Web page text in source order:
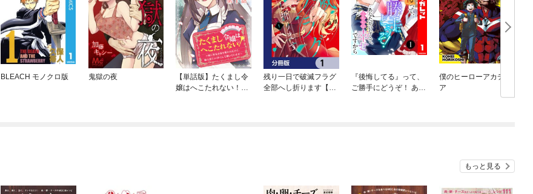
BLEACH モノクロ版 鬼獄の夜
【単話版】たくまし令
嬢はへこたれない！～
残り一日で破滅フラグ
全部へし折ります【分
『後悔してる』って、
ご勝手にどうぞ！ あな
僕のヒーローアカデミ
ア
もっと見る